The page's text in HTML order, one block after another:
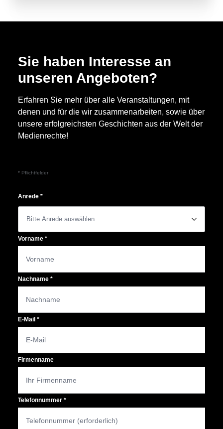
Sie haben Interesse an
unseren Angeboten?
Erfahren Sie mehr über alle Veranstaltungen, mit
denen und für die wir zusammenarbeiten, sowie über
unsere erfolgreichsten Geschichten aus der Welt der
Medienrechte!
* Pflichtfelder
Anrede *
􀆈
Vorname *
Nachname *
E-Mail *
Firmenname
Telefonnummer *